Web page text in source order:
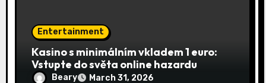
Entertainment
Kasino s minimálním vkladem 1 euro:
Vstupte do světa online hazardu
Beary March 31, 2026